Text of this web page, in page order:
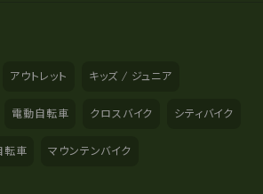
アウトレット キッズ / ジュニア
電動自転車 クロスバイク シティバイク
転車 マウンテンバイク